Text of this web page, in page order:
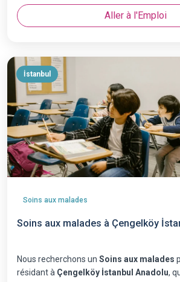
Aller à l'Emploi
İstanbul
Soins aux malades
Soins aux malades à Çengelköy
Nous recherchons un Soins aux malades
résidant à Çengelköy İstanbul Anadolu,